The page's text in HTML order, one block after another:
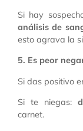
Si hay
análisis de
esto agrava la
5. Es peor
Si das positivo
Si te niegas:
carnet.